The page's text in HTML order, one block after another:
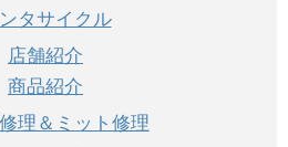
タサイクル
店舗紹介
商品紹介
理＆ミット修理